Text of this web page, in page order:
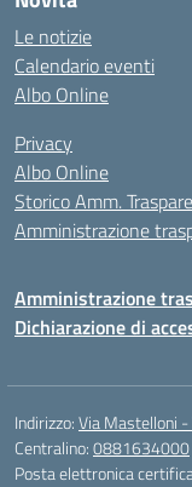
Le notizie
Calendario eventi
Albo Online
Privacy
Albo Online
Storico Amm.
Amministrazione
Amministrazione
Dichiarazione di
Indirizzo:Via Mastelloni
Centralino:0881634000
Posta elettronica